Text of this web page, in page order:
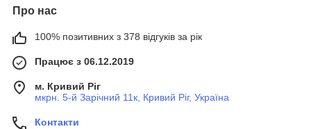
Про нас
100% позитивних з 378 відгуків за рік
Працює з 06.12.2019
м. Кривий Ріг
мкрн. 5-й Зарічний 11к, Кривий Ріг, Україна
Контакти